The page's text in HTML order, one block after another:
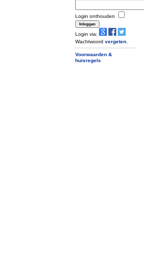
Login onthouden
Login via:
Wachtwoord vergeten
Voorwaarden &
huisregels